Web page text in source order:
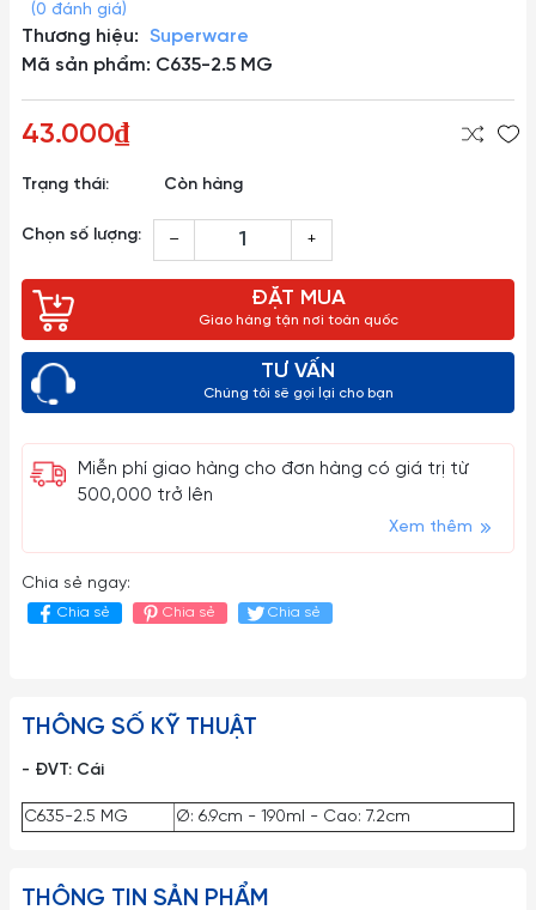
(0 đánh giá)
Thương hiệu: Superware
Mã sản phẩm: C635-2.5 MG
43.000₫
Trạng thái: Còn hàng
Chọn số lượng: – +
ĐẶT MUA
Giao hàng tận nơi toàn quốc
TƯ VẤN
Chúng tôi sẽ gọi lại cho bạn
Miễn phí giao hàng cho đơn hàng có giá trị từ
500,000 trở lên
Xem thêm
Chia sẻ ngay:
Chia sẻ Chia sẻ Chia sẻ
THÔNG SỐ KỸ THUẬT
- ĐVT: Cái
C635-2.5 MG Ø: 6.9cm - 190ml - Cao: 7.2cm
THÔNG TIN SẢN PHẨM